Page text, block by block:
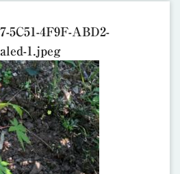
5C51-4F9F-ABD2-
1.jpeg